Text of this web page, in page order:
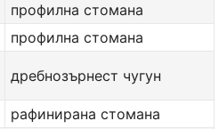
профилна стомана
профилна стомана
дребнозърнест чугун
рафинирана стомана